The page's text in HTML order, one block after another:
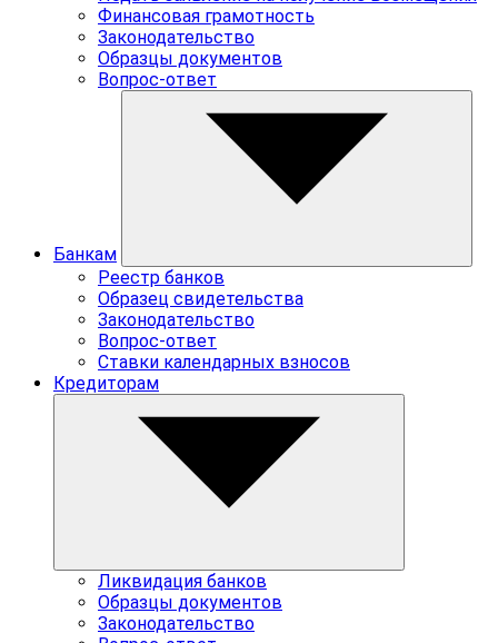
Финансовая грамотность
Законодательство
Образцы документов
Вопрос-ответ
Банкам
Реестр банков
Образец свидетельства
Законодательство
Вопрос-ответ
Ставки календарных взносов
Кредиторам
Ликвидация банков
Образцы документов
Законодательство